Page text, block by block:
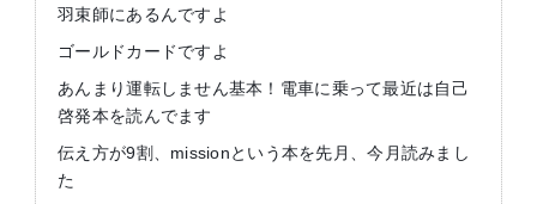
羽束師にあるんですよ
ゴールドカードですよ
あんまり運転しません基本！電車に乗って最近は自己
啓発本を読んでます
伝え方が9割、missionという本を先月、今月読みまし
た